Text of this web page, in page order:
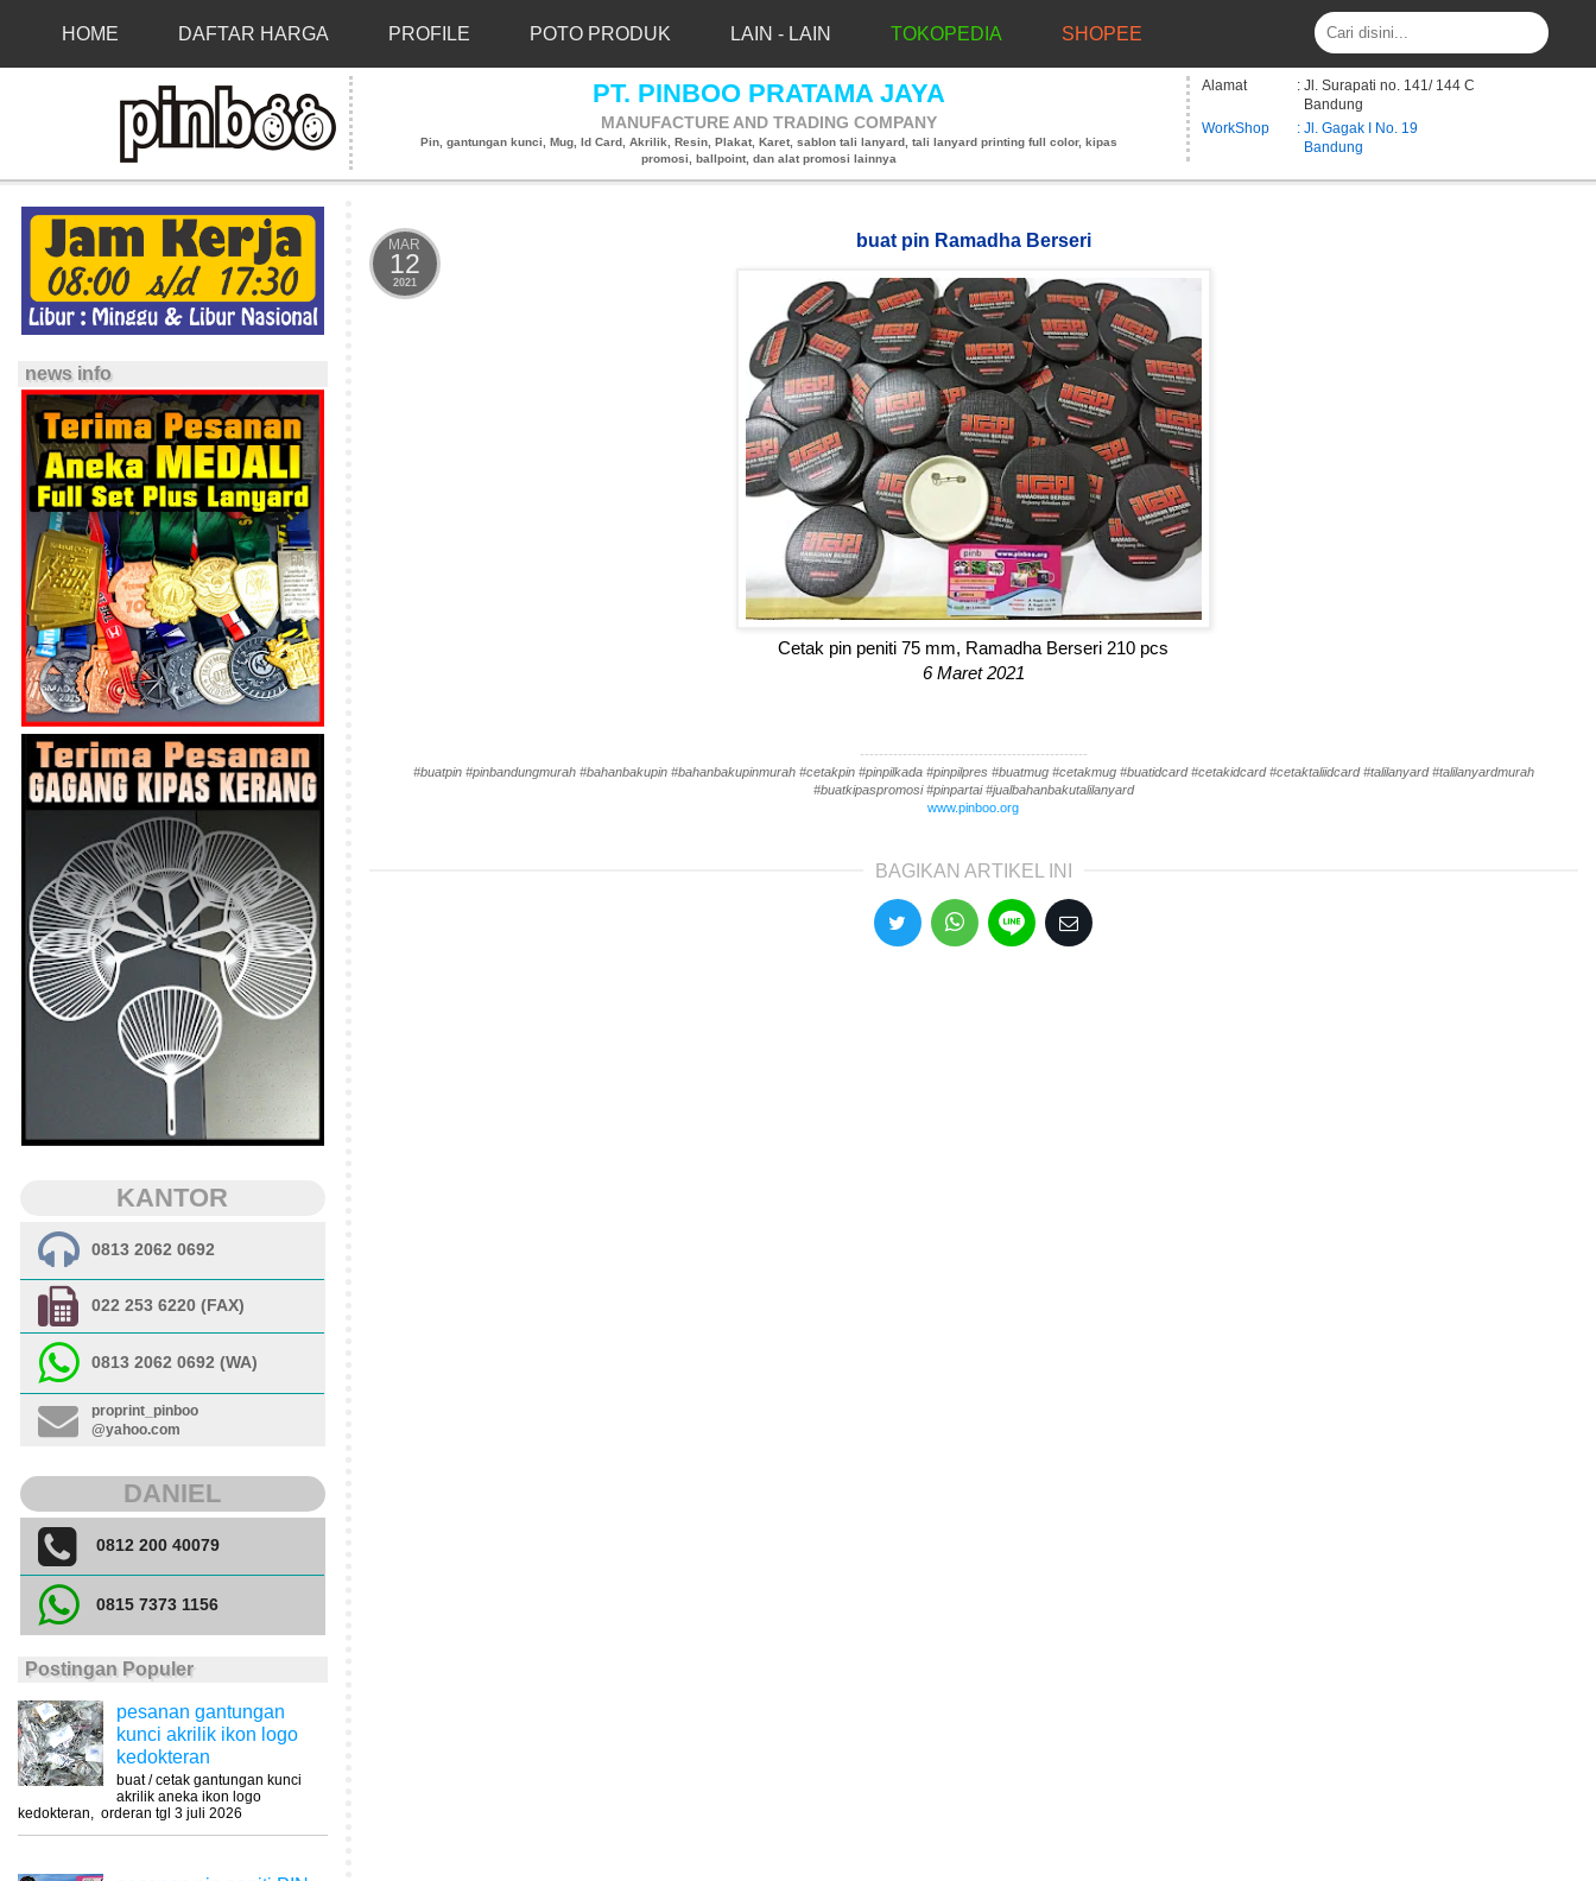
HOME DAFTAR HARGA PROFILE POTO PRODUK LAIN - LAIN TOKOPEDIA SHOPEE
PT. PINBOO PRATAMA JAYA
MANUFACTURE AND TRADING COMPANY
Pin, gantungan kunci, Mug, Id Card, Akrilik, Resin, Plakat, Karet, sablon tali lanyard, tali lanyard printing full color, kipas
promosi, ballpoint, dan alat promosi lainnya
Alamat
: Jl. Surapati no. 141/ 144 C
Bandung
WorkShop
: Jl. Gagak I No. 19
Bandung
news info
KANTOR
0813 2062 0692
022 253 6220 (FAX)
0813 2062 0692 (WA)
proprint_pinboo
@yahoo.com
DANIEL
0812 200 40079
0815 7373 1156
Postingan Populer
pesanan gantungan
kunci akrilik ikon logo
kedokteran
buat / cetak gantungan kunci
akrilik aneka ikon logo
kedokteran, orderan tgl 3 juli 2026
MAR
12
2021
buat pin Ramadha Berseri
Cetak pin peniti 75 mm, Ramadha Berseri 210 pcs
6 Maret 2021
------------------------------------------------
#buatpin #pinbandungmurah #bahanbakupin #bahanbakupinmurah #cetakpin #pinpilkada #pinpilpres #buatmug #cetakmug #buatidcard #cetakidcard #cetaktaliidcard #talilanyard #talilanyardmurah
#buatkipaspromosi #pinpartai #jualbahanbakutalilanyard
www.pinboo.org
BAGIKAN ARTIKEL INI